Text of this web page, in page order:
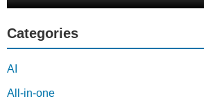
Categories
AI
All-in-one